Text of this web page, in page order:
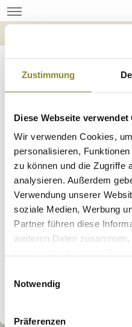
Zustimmung
Diese Webseite verwendet
Wir verwenden Cookies,
personalisieren,
zu können und die Zugriffe
analysieren. Außerdem
Verwendung unserer
soziale Medien, Werbung
Partner führen diese
weiteren Daten
Notwendig
Präferenzen
Formular für den